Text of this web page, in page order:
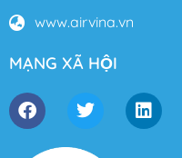
www.airvina.vn
MẠNG XÃ HỘI